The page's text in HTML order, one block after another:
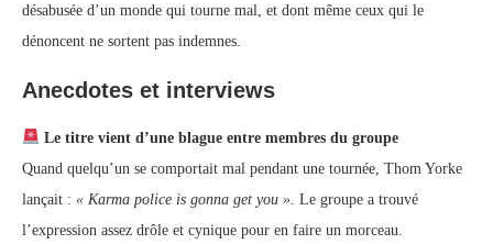
désabusée d’un monde qui tourne mal, et dont même ceux qui le
dénoncent ne sortent pas indemnes.
Anecdotes et interviews
Le titre vient d’une blague entre membres du groupe
Quand quelqu’un se comportait mal pendant une tournée, Thom Yorke
lançait : « Karma police is gonna get you » . Le groupe a trouvé
l’expression assez drôle et cynique pour en faire un morceau.